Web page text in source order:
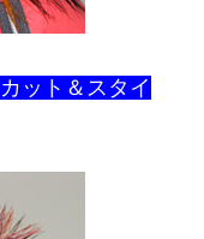
ト＆スタイ